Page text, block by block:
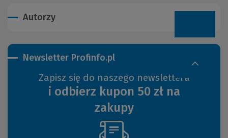
Autorzy
Newsletter Profinfo.pl
Zapisz się do naszego newslettera
i odbierz kupon 50 zł na
zakupy